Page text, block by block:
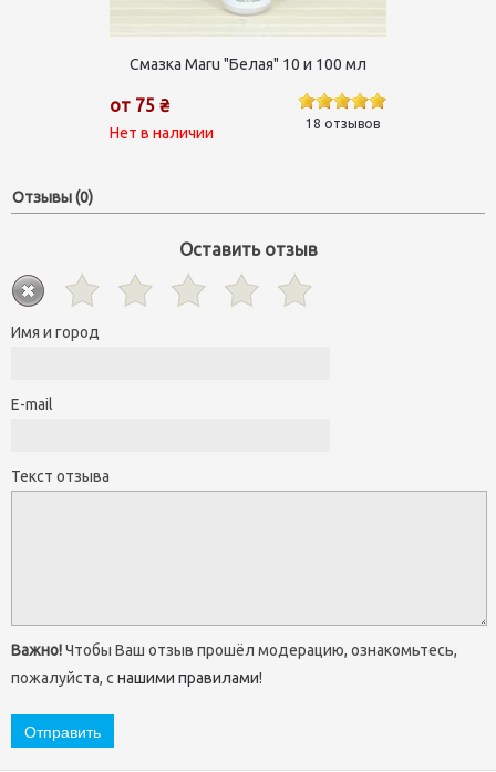
Смазка Maru "Белая" 10 и 100 мл
от 75 ₴
Нет в наличии
18 отзывов
Отзывы (0)
Оставить отзыв
Имя и город
E-mail
Текст отзыва
Важно!Чтобы Ваш отзыв прошёл модерацию, ознакомьтесь,
пожалуйста, с нашими правилами!